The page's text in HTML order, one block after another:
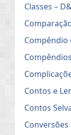
Classes –
Compêndio
Compêndios
Contos e
Contos
Conversões